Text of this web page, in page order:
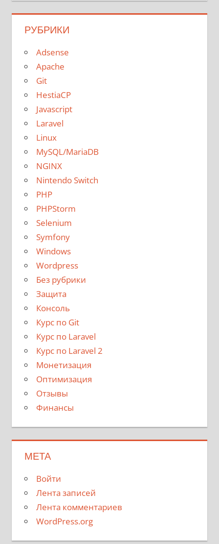
РУБРИКИ
Adsense
Apache
Git
HestiaCP
Javascript
Laravel
Linux
MySQL/MariaDB
NGINX
Nintendo Switch
PHP
PHPStorm
Selenium
Symfony
Windows
Wordpress
Без рубрики
Защита
Консоль
Курс по Git
Курс по Laravel
Курс по Laravel 2
Монетизация
Оптимизация
Отзывы
Финансы
МЕТА
Войти
Лента записей
Лента комментариев
WordPress.org